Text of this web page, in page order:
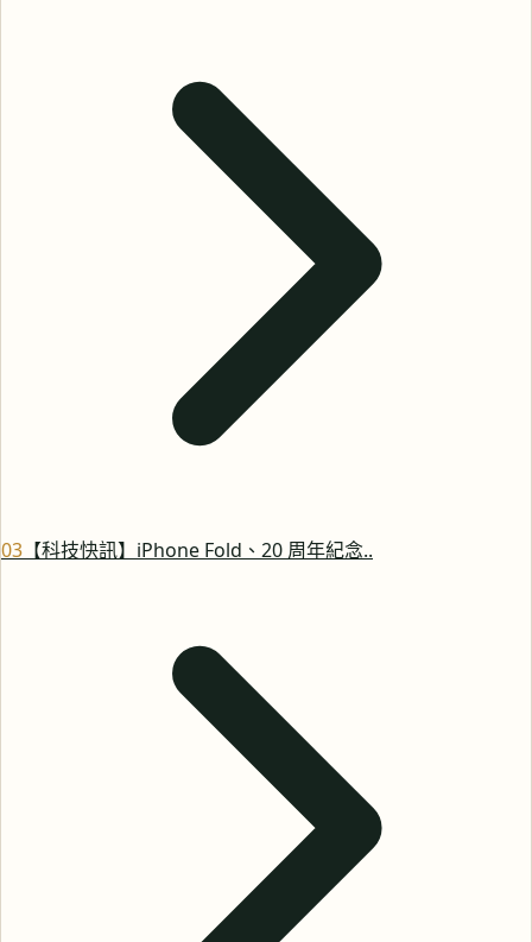
03 【科技快訊】iPhone Fold、20 周年紀念..